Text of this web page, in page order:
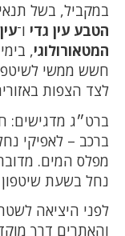
במקביל, בשל
הטבע עין גדי ו־
המטאורולוגי
חשש ממשי
לצד הצפות
ברט״ג מדגישים:
ברכב – לאפיקי
מפלס המים.
נחל בשעת
לפני היציאה